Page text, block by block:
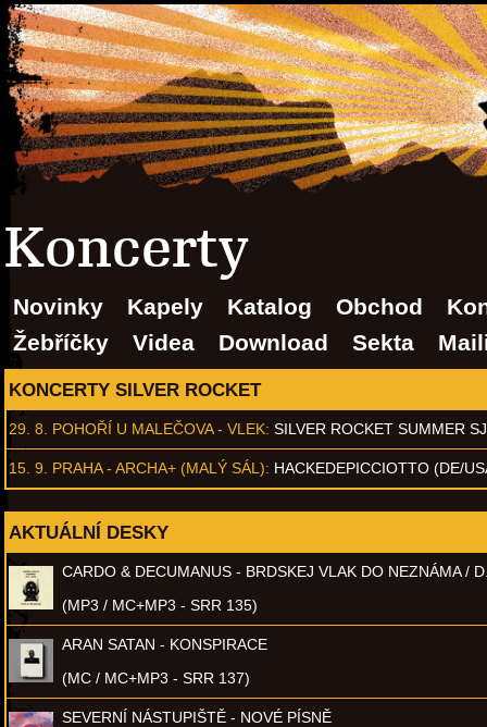
Koncerty
Novinky Kapely Katalog Obchod
Žebříčky
Videa Download Sekta
KONCERTY SILVER ROCKET
29. 8. POHOŘÍ U MALEČOVA - VLEK: SILVER ROCKET SUMMER
15. 9. PRAHA - ARCHA+ (MALÝ SÁL): HACKEDEPICCIOTTO (DE/
AKTUÁLNÍ DESKY
CARDO & DECUMANUS - BRDSKEJ VLAK DO NEZNÁMA /
(MP3 / MC+MP3 - SRR 135)
ARAN SATAN - KONSPIRACE
(MC / MC+MP3 - SRR 137)
SEVERNÍ NÁSTUPIŠTĚ - NOVÉ PÍSNĚ